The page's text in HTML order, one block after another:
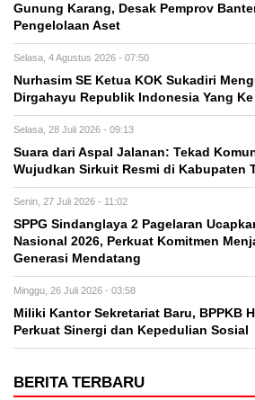
Gunung Karang, Desak Pemprov
Pengelolaan Aset
Selasa, 4 Agustus 2026 - 07:50
Nurhasim SE Ketua KOK Sukadiri
Dirgahayu Republik Indonesia Yang Ke
Selasa, 28 Juli 2026 - 09:13
Suara dari Aspal Jalanan: Tekad
Wujudkan Sirkuit Resmi di Kabupaten
Senin, 27 Juli 2026 - 11:02
SPPG Sindanglaya 2 Pagelaran
Nasional 2026, Perkuat Komitmen
Generasi Mendatang
Minggu, 26 Juli 2026 - 03:58
Miliki Kantor Sekretariat Baru, BPPKB
Perkuat Sinergi dan Kepedulian Sosial
BERITA TERBARU